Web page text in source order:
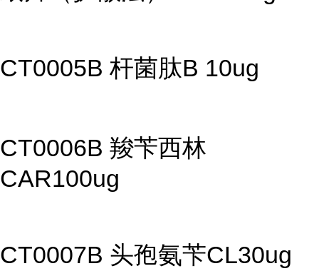
CT0005B 杆菌肽B 10ug
CT0006B 羧苄西林
CAR100ug
CT0007B 头孢氨苄CL30ug